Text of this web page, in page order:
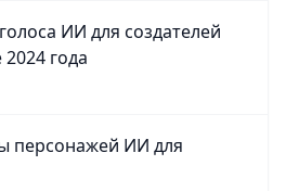
ИИ для создателей
года
персонажей ИИ для